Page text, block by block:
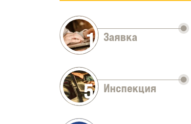
1 Заявка
5 Инспекция